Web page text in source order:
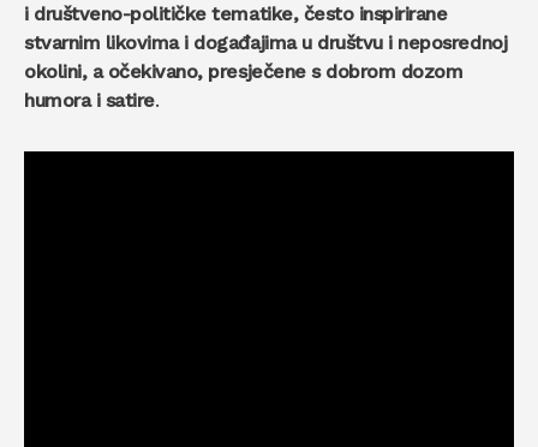
i društveno-političke tematike, često inspirirane
stvarnim likovima i događajima u društvu i neposrednoj
okolini, a očekivano, presječene s dobrom dozom
humora i satire.